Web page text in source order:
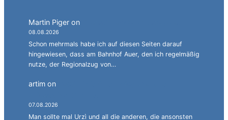
Martin Piger on
08.08.2026
Schon mehrmals habe ich auf diesen Seiten darauf
hingewiesen, dass am Bahnhof Auer, den ich regelmäßig
nutze, der Regionalzug von…
artim on
07.08.2026
Man sollte mal Urzì und all die anderen, die ansonsten